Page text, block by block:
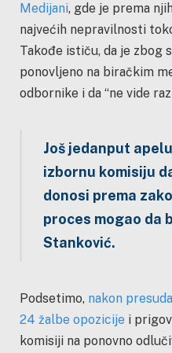
Medijani, gde je prema
najvećih nepravilnosti
Takođe ističu, da je zbog
ponovljeno na biračkim
odbornike i da “ne vide
Još jedanput
izbornu komisiju
donosi prema
proces mogao da
Stanković.
Podsetimo, nakon
24 žalbe opozicije i
komisiji na ponovno